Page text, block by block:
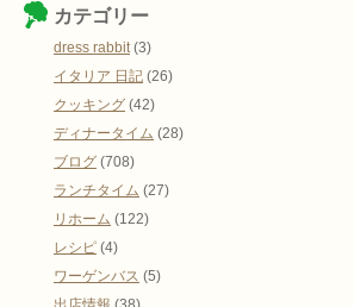
カテゴリー
dress rabbit (3)
イタリア 日記 (26)
クッキング (42)
ディナータイム (28)
ブログ (708)
ランチタイム (27)
リホーム (122)
レシピ (4)
ワーゲンバス (5)